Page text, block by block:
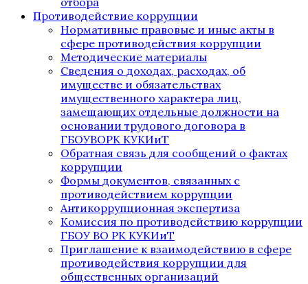
Противодействие коррупции
Нормативные правовые и иные акты в
сфере противодействия коррупции
Методические материалы
Сведения о доходах, расходах, об
имуществе и обязательствах
имущественного характера лиц,
замещающих отдельные должности на
основании трудового договора в
ГБОУВОРК КУКИиТ
Обратная связь для сообщений о фактах
коррупции
Формы документов, связанных с
противодействием коррупции
Антикоррупционная экспертиза
Комиссия по противодействию коррупции
ГБОУ ВО РК КУКИиТ
Приглашение к взаимодействию в сфере
противодействия коррупции для
общественных организаций